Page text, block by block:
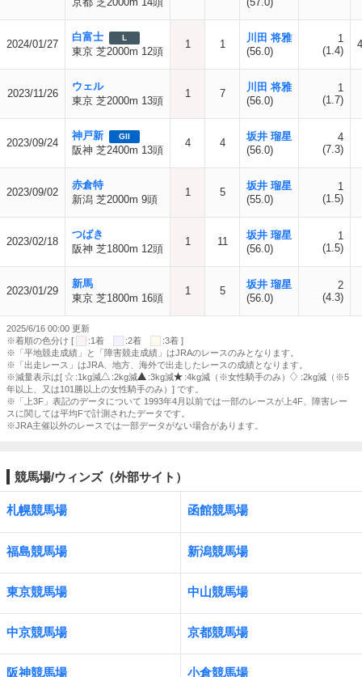
2024/01/27
白富士 L
東京 芝2000m 12頭
1 1
川田 将雅
(56.0)
1
(1.4)
2023/11/26
ウェル
東京 芝2000m 13頭
1 7
川田 将雅
(56.0)
1
(1.7)
2023/09/24
神戸新 GII
阪神 芝2400m 13頭
4 4
坂井 瑠星
(56.0)
4
(7.3)
2023/09/02
赤倉特
新潟 芝2000m 9頭
1 5
坂井 瑠星
(55.0)
1
(1.5)
2023/02/18
つばき
阪神 芝1800m 12頭
1 11
坂井 瑠星
(56.0)
1
(1.5)
2023/01/29
新馬
東京 芝1800m 16頭
1 5
坂井 瑠星
(56.0)
2
(4.3)
2025/6/16 00:00 更新
※着順の色分け [
:1着 :2着
:3着 ]
※「平地競走成績」と「障害競走成績」はJRAのレースのみとなります。
※「出走レース」はJRA、地方、海外で出走したレースの成績となります。
※減量表示は[
:1kg減 :2kg減 :3kg減 :4kg減（※女性騎手のみ）
:2kg減（※5
年以上、又は101勝以上の女性騎手のみ）] です。
※「上3F」表記のデータについて 1993年4月以前では一部のレースが上4F、障害レー
スに関しては平均Fで計測されたデータです。
※JRA主催以外のレースでは一部データがない場合があります。
競馬場/ウィンズ（外部サイト）
札幌競馬場 函館競馬場
福島競馬場 新潟競馬場
東京競馬場 中山競馬場
中京競馬場 京都競馬場
阪神競馬場 小倉競馬場